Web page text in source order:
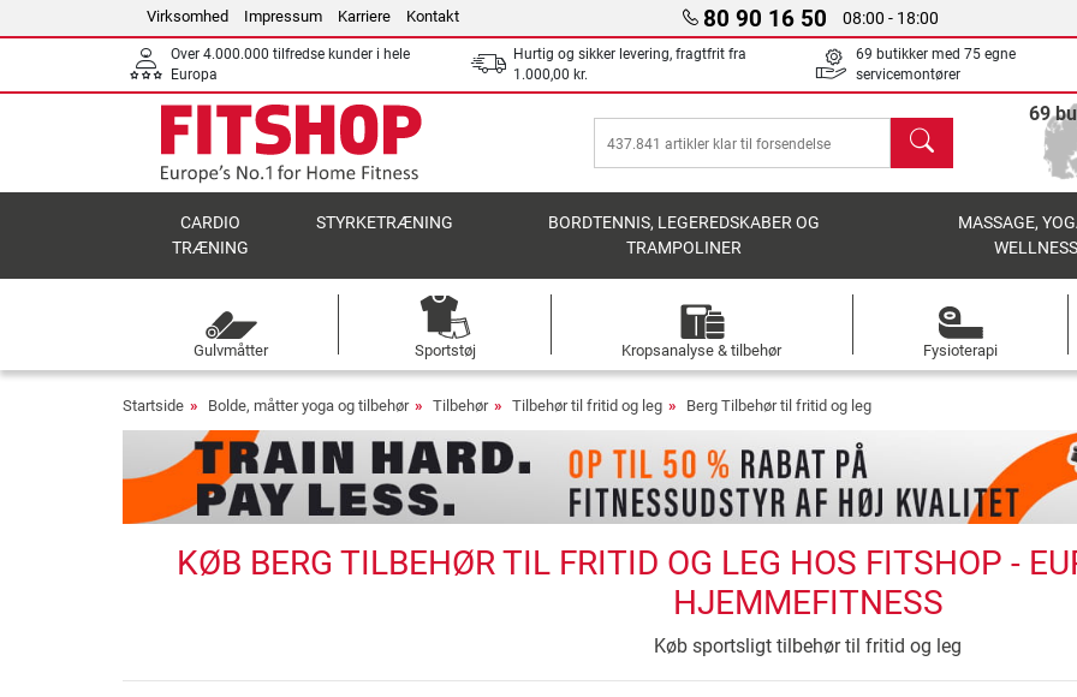
Virksomhed Impressum Karriere Kontakt 80 90 16 50 08:00 - 18:00
Over 4.000.000 tilfredse kunder i hele
Europa
Hurtig og sikker levering, fragtfrit fra
1.000,00 kr.
69 butikker med 75 egne
servicemontører
søg
69
CARDIO
TRÆNING
STYRKETRÆNING
BORDTENNIS, LEGEREDSKABER OG
TRAMPOLINER
MASSAGE,
WELLNESS
Gulvmåtter Sportstøj Kropsanalyse & tilbehør Fysioterapi
Startside Bolde, måtter yoga og tilbehør Tilbehør Tilbehør til fritid og leg Berg Tilbehør til fritid og leg
KØB BERG TILBEHØR TIL FRITID OG LEG HOS FITSHOP -
HJEMMEFITNESS
Køb sportsligt tilbehør til fritid og leg